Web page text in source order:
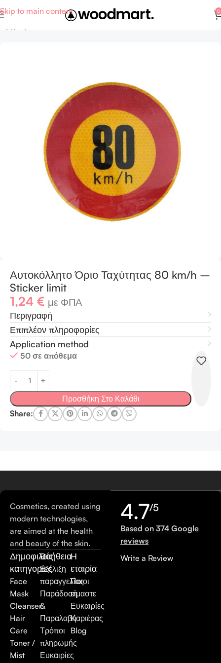
Skip to main content 0
Αυτοκόλλητο Όριο Ταχύτητας 80 km/h –
Sticker limit
1,24 € με ΦΠΑ
Περιγραφή
Επιπλέον πληροφορίες
Application method
50 σε απόθεμα
Προσθήκη Στο Καλάθι
Share:
Cosmetics, created using
modern technologies,
are aimed at the health
and beauty of the skin.
Δημοφιλείς
κατηγορίες
Face
Mask
Cleanser
Hair
Care
Toner /
Mist
Βοήθεια
Εξέλιξη
παραγγελίας
Παράδοση
&
Παραλαβή
Τρόποι
πληρωμής
Ευκαιρίες
Η
εταιρία
Ποιοι
είμαστε
Ευκαιρίες
Καριέρας
Blog
4.7/5
Based on 374 Google
reviews
Write a Review